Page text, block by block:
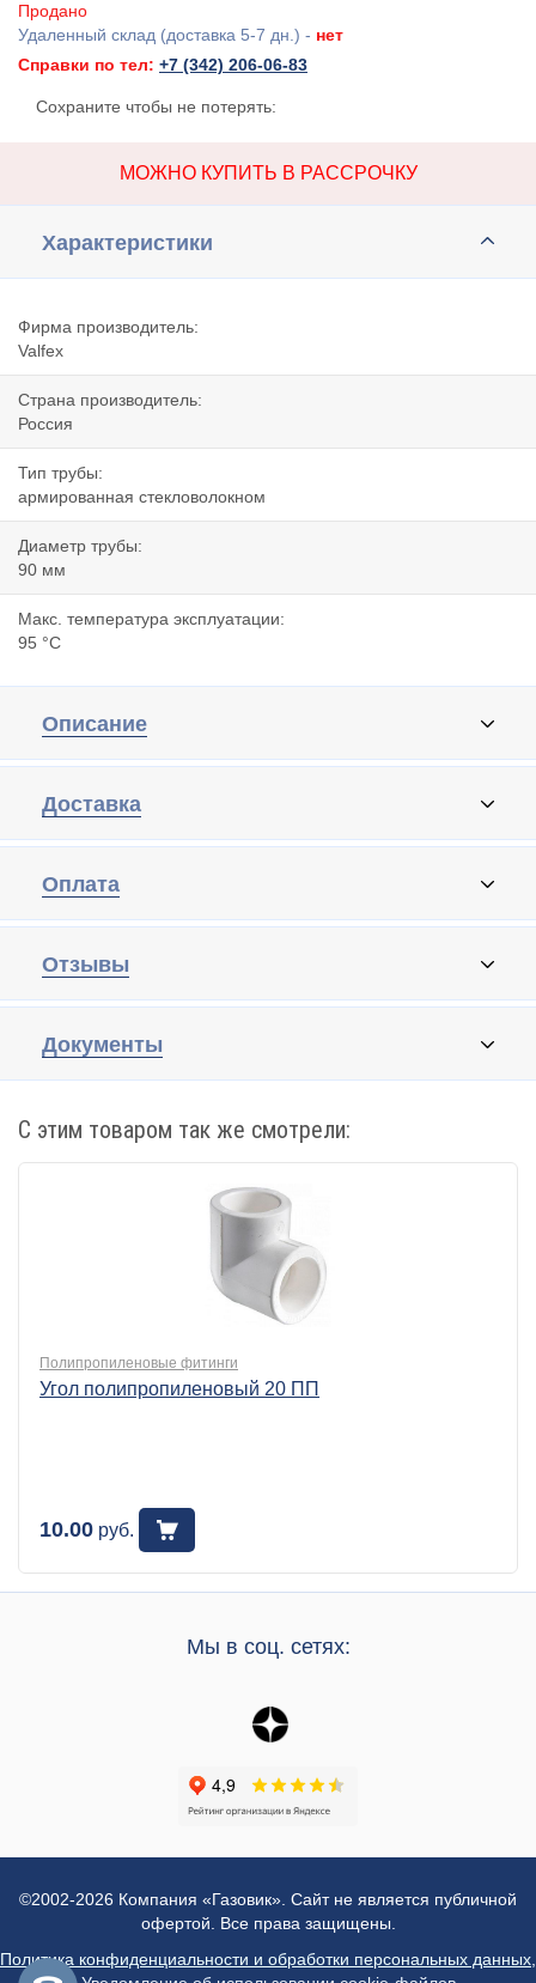
Продано
Удаленный склад (доставка 5-7 дн.) - нет
Справки по тел: +7 (342) 206-06-83
Сохраните чтобы не потерять:
МОЖНО КУПИТЬ В РАССРОЧКУ
Характеристики
Фирма производитель:
Valfex
Страна производитель:
Россия
Тип трубы:
армированная стекловолокном
Диаметр трубы:
90 мм
Макс. температура эксплуатации:
95 °C
Описание
Доставка
Оплата
Отзывы
Документы
С этим товаром так же смотрели:
Полипропиленовые фитинги
Угол полипропиленовый 20 ПП
10.00 руб.
Мы в соц. сетях:
©2002-2026 Компания «Газовик». Сайт не является публичной
офертой. Все права защищены.
Политика конфиденциальности и обработки персональных данных